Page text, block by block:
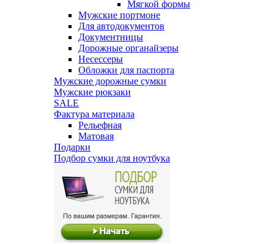
Мягкой формы
Мужские портмоне
Для автодокументов
Документницы
Дорожные органайзеры
Несессеры
Обложки для паспорта
Мужские дорожные сумки
Мужские рюкзаки
SALE
Фактура материала
Рельефная
Матовая
Подарки
Подбор сумки для ноутбука